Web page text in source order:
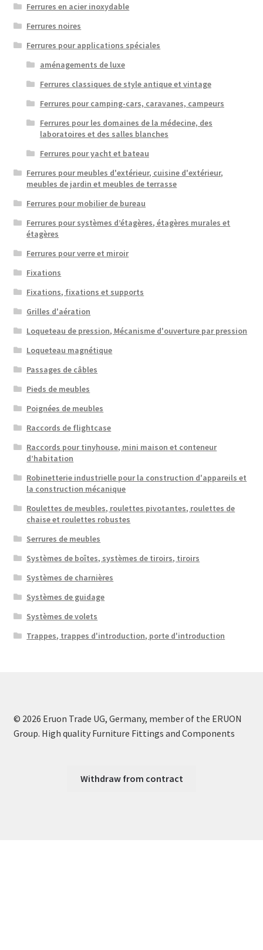
Ferrures en acier inoxydable
Ferrures noires
Ferrures pour applications spéciales
aménagements de luxe
Ferrures classiques de style antique et vintage
Ferrures pour camping-cars, caravanes, campeurs
Ferrures pour les domaines de la médecine, des
laboratoires et des salles blanches
Ferrures pour yacht et bateau
Ferrures pour meubles d'extérieur, cuisine d'extérieur,
meubles de jardin et meubles de terrasse
Ferrures pour mobilier de bureau
Ferrures pour systèmes d’étagères, étagères murales et
étagères
Ferrures pour verre et miroir
Fixations
Fixations, fixations et supports
Grilles d'aération
Loqueteau de pression, Mécanisme d'ouverture par pression
Loqueteau magnétique
Passages de câbles
Pieds de meubles
Poignées de meubles
Raccords de flightcase
Raccords pour tinyhouse, mini maison et conteneur
d’habitation
Robinetterie industrielle pour la construction d'appareils et
la construction mécanique
Roulettes de meubles, roulettes pivotantes, roulettes de
chaise et roulettes robustes
Serrures de meubles
Systèmes de boîtes, systèmes de tiroirs, tiroirs
Systèmes de charnières
Systèmes de guidage
Systèmes de volets
Trappes, trappes d'introduction, porte d'introduction
© 2026 Eruon Trade UG, Germany, member of the ERUON
Group. High quality Furniture Fittings and Components
Withdraw from contract